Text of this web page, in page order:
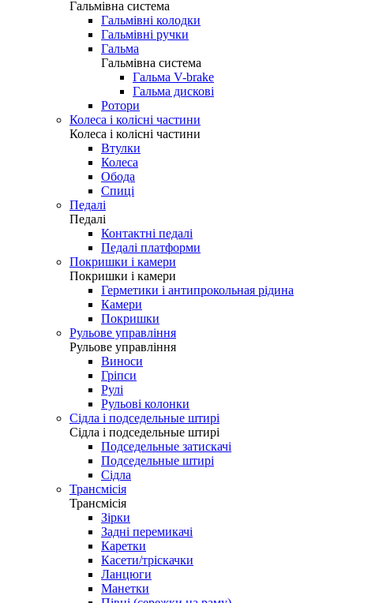
Гальмівна система
Гальмівні колодки
Гальмівні ручки
Гальма
Гальмівна система
Гальма V-brake
Гальма дискові
Ротори
Колеса і колісні частини
Колеса і колісні частини
Втулки
Колеса
Обода
Спиці
Педалі
Педалі
Контактні педалі
Педалі платформи
Покришки і камери
Покришки і камери
Герметики і антипрокольная рідина
Камери
Покришки
Рульове управління
Рульове управління
Виноси
Гріпси
Рулі
Рульові колонки
Сідла і подседельные штирі
Сідла і подседельные штирі
Подседельные затискачі
Подседельные штирі
Сідла
Трансмісія
Трансмісія
Зірки
Задні перемикачі
Каретки
Касети/тріскачки
Ланцюги
Манетки